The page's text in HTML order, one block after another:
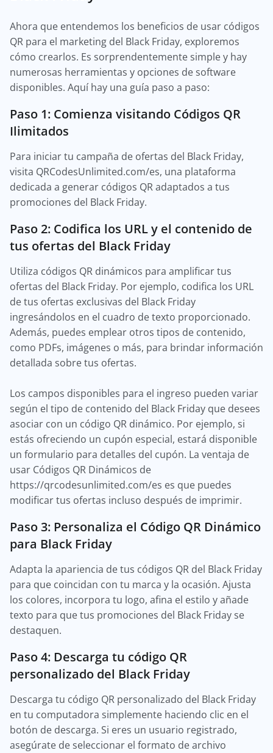
Ahora que entendemos los beneficios de usar códigos
QR para el marketing del Black Friday, exploremos
cómo crearlos. Es sorprendentemente simple y hay
numerosas herramientas y opciones de software
disponibles. Aquí hay una guía paso a paso:
Paso 1: Comienza visitando Códigos QR
Ilimitados
Para iniciar tu campaña de ofertas del Black Friday,
visita QRCodesUnlimited.com/es, una plataforma
dedicada a generar códigos QR adaptados a tus
promociones del Black Friday.
Paso 2: Codifica los URL y el contenido de
tus ofertas del Black Friday
Utiliza códigos QR dinámicos para amplificar tus
ofertas del Black Friday. Por ejemplo, codifica los URL
de tus ofertas exclusivas del Black Friday
ingresándolos en el cuadro de texto proporcionado.
Además, puedes emplear otros tipos de contenido,
como PDFs, imágenes o más, para brindar información
detallada sobre tus ofertas.
Los campos disponibles para el ingreso pueden variar
según el tipo de contenido del Black Friday que desees
asociar con un código QR dinámico. Por ejemplo, si
estás ofreciendo un cupón especial, estará disponible
un formulario para detalles del cupón. La ventaja de
usar Códigos QR Dinámicos de
https://qrcodesunlimited.com/es es que puedes
modificar tus ofertas incluso después de imprimir.
Paso 3: Personaliza el Código QR Dinámico
para Black Friday
Adapta la apariencia de tus códigos QR del Black Friday
para que coincidan con tu marca y la ocasión. Ajusta
los colores, incorpora tu logo, afina el estilo y añade
texto para que tus promociones del Black Friday se
destaquen.
Paso 4: Descarga tu código QR
personalizado del Black Friday
Descarga tu código QR personalizado del Black Friday
en tu computadora simplemente haciendo clic en el
botón de descarga. Si eres un usuario registrado,
asegúrate de seleccionar el formato de archivo